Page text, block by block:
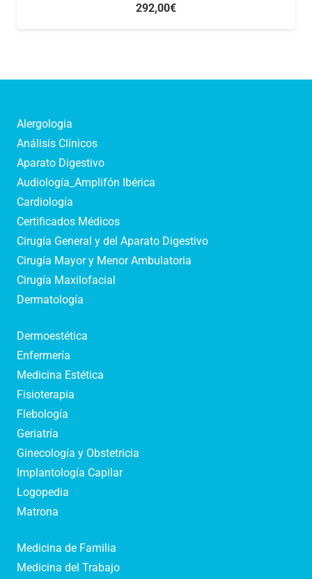
292,00€
Alergologia
Análisis Clínicos
Aparato Digestivo
Audiología_Amplifón Ibérica
Cardiología
Certificados Médicos
Cirugía General y del Aparato Digestivo
Cirugía Mayor y Menor Ambulatoria
Cirugía Maxilofacial
Dermatología
Dermoestética
Enfermería
Medicina Estética
Fisioterapia
Flebología
Geriatría
Ginecología y Obstetricia
Implantología Capilar
Logopedia
Matrona
Medicina de Familia
Medicina del Trabajo